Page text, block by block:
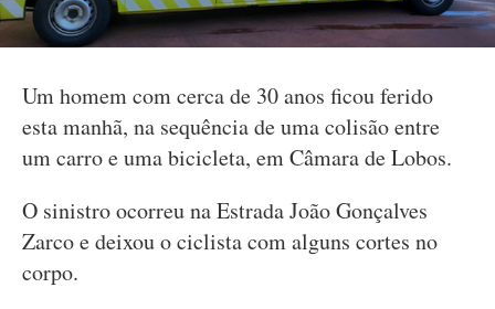
Um homem com cerca de 30 anos ficou ferido
esta manhã, na sequência de uma colisão entre
um carro e uma bicicleta, em Câmara de Lobos.
O sinistro ocorreu na Estrada João Gonçalves
Zarco e deixou o ciclista com alguns cortes no
corpo.